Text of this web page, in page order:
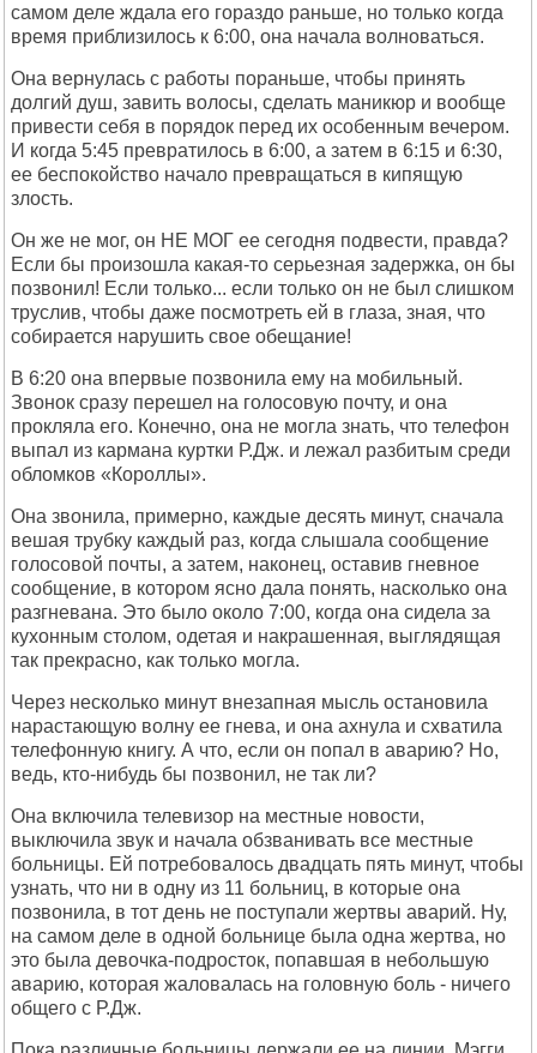
самом деле ждала его гораздо раньше, но только когда
время приблизилось к 6:00, она начала волноваться.
Она вернулась с работы пораньше, чтобы принять
долгий душ, завить волосы, сделать маникюр и вообще
привести себя в порядок перед их особенным вечером.
И когда 5:45 превратилось в 6:00, а затем в 6:15 и 6:30,
ее беспокойство начало превращаться в кипящую
злость.
Он же не мог, он НЕ МОГ ее сегодня подвести, правда?
Если бы произошла какая-то серьезная задержка, он бы
позвонил! Если только... если только он не был слишком
труслив, чтобы даже посмотреть ей в глаза, зная, что
собирается нарушить свое обещание!
В 6:20 она впервые позвонила ему на мобильный.
Звонок сразу перешел на голосовую почту, и она
прокляла его. Конечно, она не могла знать, что телефон
выпал из кармана куртки Р.Дж. и лежал разбитым среди
обломков «Короллы».
Она звонила, примерно, каждые десять минут, сначала
вешая трубку каждый раз, когда слышала сообщение
голосовой почты, а затем, наконец, оставив гневное
сообщение, в котором ясно дала понять, насколько она
разгневана. Это было около 7:00, когда она сидела за
кухонным столом, одетая и накрашенная, выглядящая
так прекрасно, как только могла.
Через несколько минут внезапная мысль остановила
нарастающую волну ее гнева, и она ахнула и схватила
телефонную книгу. А что, если он попал в аварию? Но,
ведь, кто-нибудь бы позвонил, не так ли?
Она включила телевизор на местные новости,
выключила звук и начала обзванивать все местные
больницы. Ей потребовалось двадцать пять минут, чтобы
узнать, что ни в одну из 11 больниц, в которые она
позвонила, в тот день не поступали жертвы аварий. Ну,
на самом деле в одной больнице была одна жертва, но
это была девочка-подросток, попавшая в небольшую
аварию, которая жаловалась на головную боль - ничего
общего с Р.Дж.